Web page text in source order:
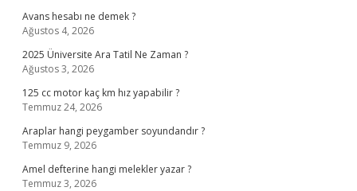
Avans hesabı ne demek ?
Ağustos 4, 2026
2025 Üniversite Ara Tatil Ne Zaman ?
Ağustos 3, 2026
125 cc motor kaç km hız yapabilir ?
Temmuz 24, 2026
Araplar hangi peygamber soyundandır ?
Temmuz 9, 2026
Amel defterine hangi melekler yazar ?
Temmuz 3, 2026